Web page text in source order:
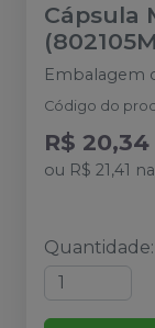
Cápsula
Embalagem
Código do
R$ 20,34
ou R$ 21,41
Quantidade: